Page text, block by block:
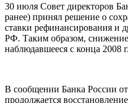
30 июля Совет директоров
ранее) принял решение о
ставки рефинансирования и
РФ. Таким образом,
наблюдавшееся с конца 2008
В сообщении Банка России
продолжается